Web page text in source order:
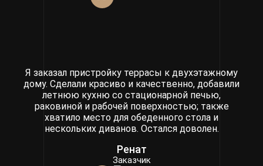
Я заказал пристройку террасы к двухэтажному
дому. Сделали красиво и качественно, добавили
летнюю кухню со стационарной печью,
раковиной и рабочей поверхностью; также
хватило место для обеденного стола и
нескольких диванов. Остался доволен.
Ренат
Заказчик